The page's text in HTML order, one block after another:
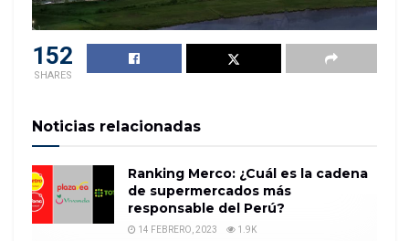
152
SHARES
Noticias relacionadas
Ranking Merco: ¿Cuál es la cadena
de supermercados más
responsable del Perú?
14 FEBRERO, 2023 1.9K